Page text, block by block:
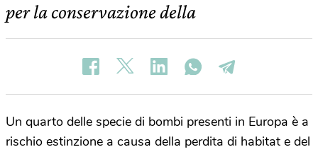
per la conservazione della
Un quarto delle specie di bombi presenti in Europa è a
rischio estinzione a causa della perdita di habitat e del